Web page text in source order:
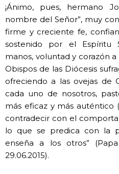
¡Ánimo, pues, hermano
nombre del Señor”, muy
firme y creciente fe,
sostenido por el Espíritu
manos, voluntad y corazón
Obispos de las Diócesis
ofreciendo a las ovejas de
cada uno de nosotros,
más eficaz y más auténtico
contradecir con el
lo que se predica con la
enseña a los otros”
29.06.2015).